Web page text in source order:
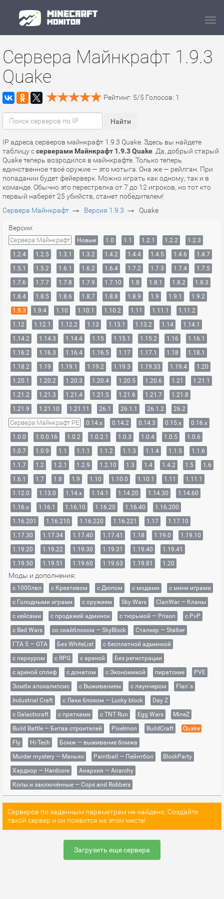
Сервера Майнкрафт 1.9.3
Quake
Рейтинг: 5/5 Голосов: 1
IP адреса серверов майнкрафт 1.9.3 Quake. Здесь вы найдете
таблицу ссерверами Майнкрафт 1.9.3 Quake . Да, добрый старый
Quake теперь возродился в майнкрафте. Только теперь
единственное твоё оружие — это мотыга. Она же — рейлган. При
попадании будет фейерверк. Можно играть как одному, так и в
команде. Обычно это перестрелка от 7 до 12 игроков, но тот кто
первый наберёт 25 убийств, станет победителем!
Сервера Майнкрафт → Версия 1.9.3 → Quake
Версии:
Сервера Майнкрафт Новые 1.0 1.1 1.2.1 1.2.2
1.2.3
1.2.4
1.2.5 1.3.1 1.3.2 1.4.2 1.4.4 1.4.5 1.4.6
1.4.7
1.5.1
1.5.2 1.6.1 1.6.2 1.6.4 1.7.2 1.7.3 1.7.4
1.7.5
1.7.6
1.7.7 1.7.8 1.7.9 1.7.10 1.8 1.8.1 1.8.2
1.8.3
1.8.4
1.8.5 1.8.6 1.8.7 1.8.8 1.8.9 1.9 1.9.1
1.9.2
1.9.3
1.9.4 1.10 1.10.1 1.10.2 1.11 1.11.1
1.11.2
1.12
1.12.1 1.12.2 1.13 1.13.1 1.13.2 1.14
1.14.1
1.14.2
1.14.3 1.14.4 1.15 1.15.1 1.15.2 1.16
1.16.1
1.16.2
1.16.3 1.16.4 1.16.5 1.17 1.17.1 1.18
1.18.1
1.18.2
1.19 1.19.1 1.19.2 1.19.3 1.19.33 1.19.4
1.20
1.20.1
1.20.2 1.20.3 1.20.4 1.20.5 1.20.6 1.21
1.21.1
1.21.2
1.21.3 1.21.4 1.21.5 1.21.6 1.21.7
1.21.8
1.21.9
1.21.10 1.21.11 26.1 26.1.1 26.1.2 26.2
Сервера Майнкрафт PE 0.14.x 0.14.2 0.14.3 0.15.x
0.16.x
1.0.0
1.0.0.16 1.0.2 1.0.2.1 1.0.3 1.0.4 1.0.5
1.0.6
1.0.7
1.0.9 1.1 1.1.1 1.1.2 1.1.3 1.1.4 1.1.5
1.1.6
1.1.7
1.2 1.2.1 1.2.9 1.2.10 1.3 1.4 1.4.2 1.5
1.6
1.6.1
1.7 1.8 1.9 1.10 1.10.0 1.10.1 1.11
1.11.1
1.12.0
1.13.0 1.14.x 1.14.1 1.14.20 1.14.30
1.14.60
1.16.x
1.16.1 1.16.10 1.16.20 1.16.40
1.16.200
1.16.201
1.16.210 1.16.220 1.16.221 1.17
1.17.10
1.17.30
1.17.34 1.17.40 1.17.41 1.18 1.19.0
1.19.10
1.19.20
1.19.22 1.19.30 1.19.31 1.19.40
1.19.41
1.19.50
1.19.51 1.19.60 1.19.63 1.19.81 1.20
Моды и дополнения:
с 1000лвл c Креативом с Дюпом с модами
с мини играми
с Голодными играми
с оружием Sky Wars
ClanWar — Кланы
с кейсами
с продажей админок с тюрьмой — Prison
с PvP
с Bed Wars
со скайблоком — SkyBlock
Сталкер — Stalker
ГТА 5 — GTA
Без WhiteList
с бесплатной админкой
с паркуром
с RPG с ареной
Без регистрации
с ареной сплиф
с донатом с Экономикой пиратские
PVE
Зомби апокалипсис
с Выживанием с лаунчером
Flan`s
Industrial Craft
с Лаки блоком — Lucky block
Day Z
с Galacticraft
с прятками с TNT Run Egg Wars
MineZ
Build Battle — Битва строителей
Pixelmon BuildCraft
Quake
Fly
Hi-Tech
Бомж — выживание бомжа
Murder mystery — Маньяк
Paintball — Пейнтбол
BlockParty
Хардкор — Hardcore
Анархия — Anarchy
Копы и заключённые — Cops and Robbers
Серверов по заданным параметрам не найдено. Создайте
такой сервер и он появится на этом месте!
Загрузить еще сервера